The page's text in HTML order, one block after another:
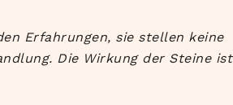
Erfahrungen, sie stellen keine
Die Wirkung der Steine ist